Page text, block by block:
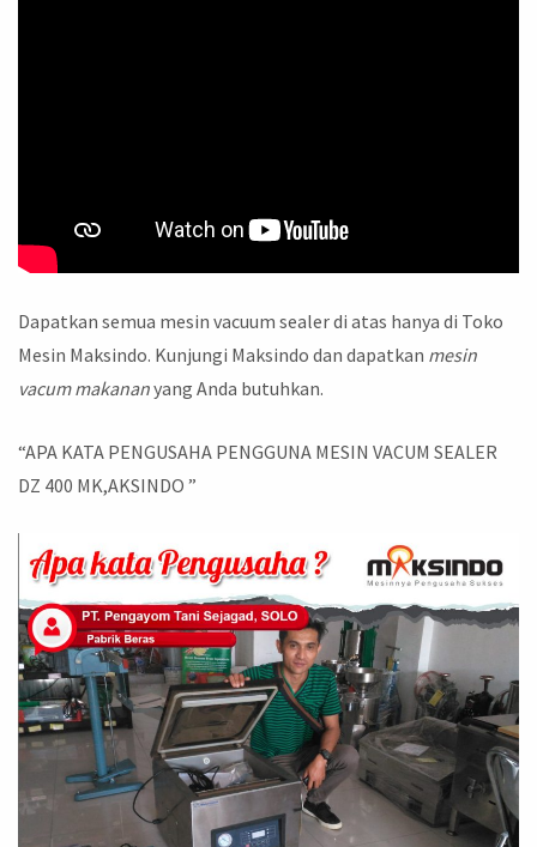
Dapatkan semua mesin vacuum sealer di atas hanya di Toko
Mesin Maksindo. Kunjungi Maksindo dan dapatkan mesin
vacum makananyang Anda butuhkan.
“APA KATA PENGUSAHA PENGGUNA MESIN VACUM SEALER
DZ 400 MK,AKSINDO ”